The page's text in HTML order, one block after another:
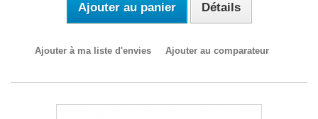
Ajouter au panier Détails
Ajouter à ma liste d'envies Ajouter au comparateur